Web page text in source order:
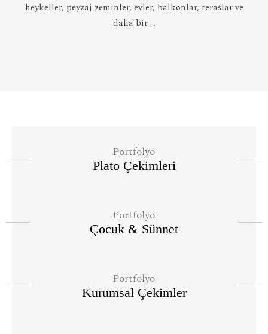
heykeller, peyzaj zeminler, evler, balkonlar, teraslar ve
daha bir ...
Portfolyo
Plato Çekimleri
Portfolyo
Çocuk & Sünnet
Portfolyo
Kurumsal Çekimler